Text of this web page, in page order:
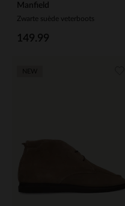
Manfield
Zwarte suède veterboots
149.99